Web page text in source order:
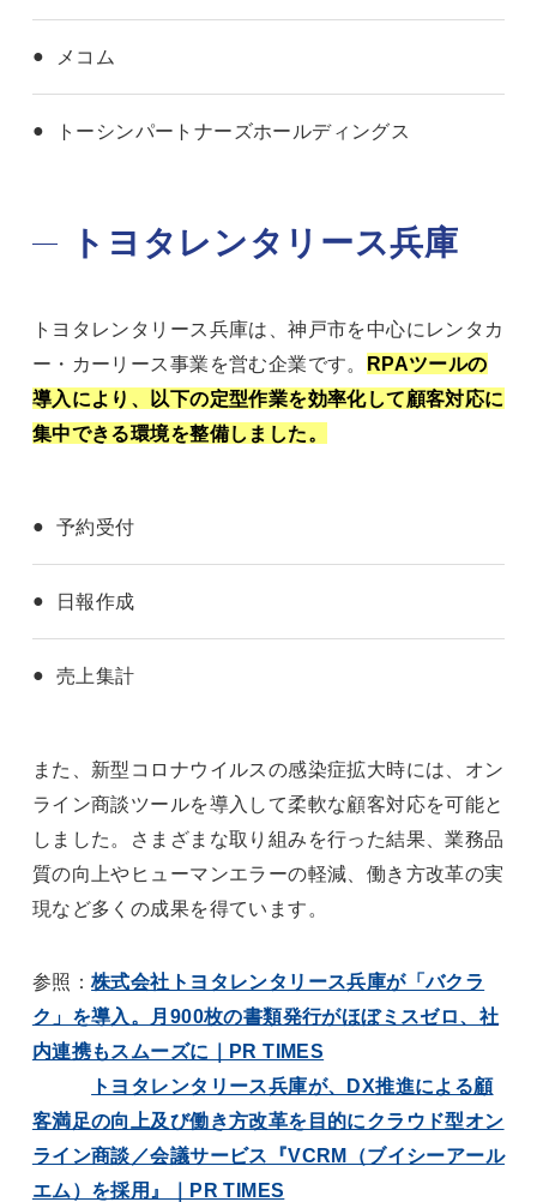
メコム
トーシンパートナーズホールディングス
トヨタレンタリース兵庫
トヨタレンタリース兵庫は、神戸市を中心にレンタカ
ー・カーリース事業を営む企業です。
RPAツールの
導入により、以下の定型作業を効率化して顧客対応に
集中できる環境を整備しました。
予約受付
日報作成
売上集計
また、新型コロナウイルスの感染症拡大時には、オン
ライン商談ツールを導入して柔軟な顧客対応を可能と
しました。さまざまな取り組みを行った結果、業務品
質の向上やヒューマンエラーの軽減、働き方改革の実
現など多くの成果を得ています。
参照：株式会社トヨタレンタリース兵庫が「バクラ
ク」を導入。月900枚の書類発行がほぼミスゼロ、社
内連携もスムーズに｜PR TIMES
トヨタレンタリース兵庫が、DX推進による顧
客満足の向上及び働き方改革を目的にクラウド型オン
ライン商談／会議サービス『VCRM（ブイシーアール
エム）を採用』｜PR TIMES